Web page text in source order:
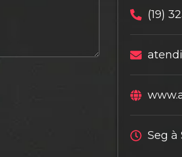
(19)
Seg à